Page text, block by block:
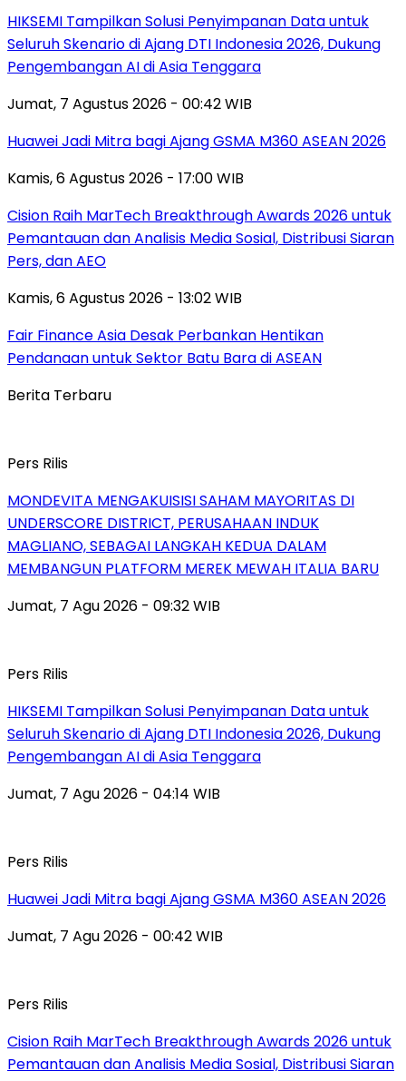
HIKSEMI Tampilkan Solusi Penyimpanan Data untuk
Seluruh Skenario di Ajang DTI Indonesia 2026, Dukung
Pengembangan AI di Asia Tenggara
Jumat, 7 Agustus 2026 - 00:42 WIB
Huawei Jadi Mitra bagi Ajang GSMA M360 ASEAN 2026
Kamis, 6 Agustus 2026 - 17:00 WIB
Cision Raih MarTech Breakthrough Awards 2026 untuk
Pemantauan dan Analisis Media Sosial, Distribusi Siaran
Pers, dan AEO
Kamis, 6 Agustus 2026 - 13:02 WIB
Fair Finance Asia Desak Perbankan Hentikan
Pendanaan untuk Sektor Batu Bara di ASEAN
Berita Terbaru
Pers Rilis
MONDEVITA MENGAKUISISI SAHAM MAYORITAS DI
UNDERSCORE DISTRICT, PERUSAHAAN INDUK
MAGLIANO, SEBAGAI LANGKAH KEDUA DALAM
MEMBANGUN PLATFORM MEREK MEWAH ITALIA BARU
Jumat, 7 Agu 2026 - 09:32 WIB
Pers Rilis
HIKSEMI Tampilkan Solusi Penyimpanan Data untuk
Seluruh Skenario di Ajang DTI Indonesia 2026, Dukung
Pengembangan AI di Asia Tenggara
Jumat, 7 Agu 2026 - 04:14 WIB
Pers Rilis
Huawei Jadi Mitra bagi Ajang GSMA M360 ASEAN 2026
Jumat, 7 Agu 2026 - 00:42 WIB
Pers Rilis
Cision Raih MarTech Breakthrough Awards 2026 untuk
Pemantauan dan Analisis Media Sosial, Distribusi Siaran